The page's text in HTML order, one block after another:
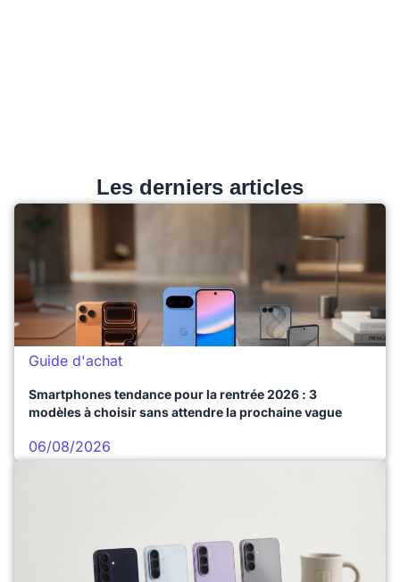
Les derniers articles
Guide d'achat
Smartphones tendance pour la rentrée 2026 : 3
modèles à choisir sans attendre la prochaine vague
06/08/2026